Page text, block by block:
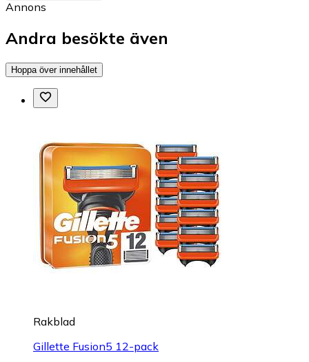
Annons
Andra besökte även
Hoppa över innehållet
Rakblad
Gillette Fusion5 12-pack